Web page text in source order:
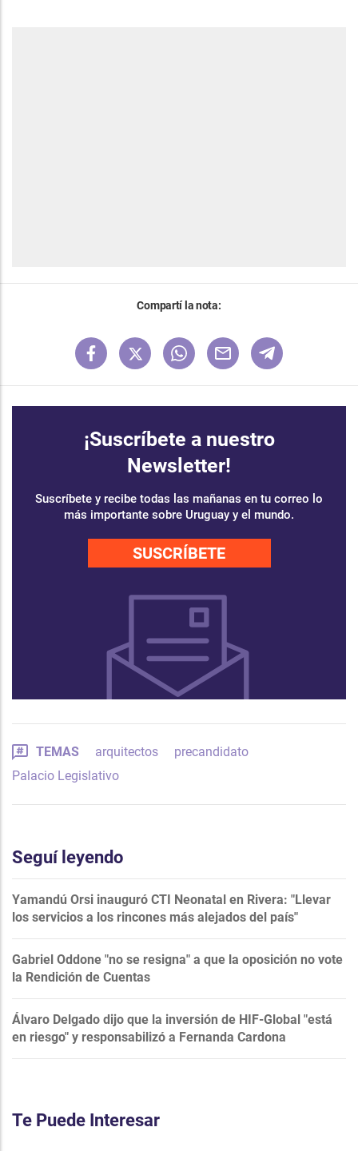
Compartí la nota:
¡Suscríbete a nuestro
Newsletter!
Suscríbete y recibe todas las mañanas en tu correo lo
más importante sobre Uruguay y el mundo.
SUSCRÍBETE
TEMAS arquitectos
precandidato
Palacio Legislativo
Seguí leyendo
Yamandú Orsi inauguró CTI Neonatal en Rivera: "Llevar
los servicios a los rincones más alejados del país"
Gabriel Oddone "no se resigna" a que la oposición no vote
la Rendición de Cuentas
Álvaro Delgado dijo que la inversión de HIF-Global "está
en riesgo" y responsabilizó a Fernanda Cardona
Te Puede Interesar